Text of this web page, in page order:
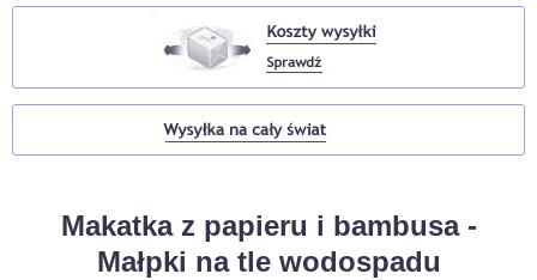
Makatka z papieru i bambusa -
Małpki na tle wodospadu